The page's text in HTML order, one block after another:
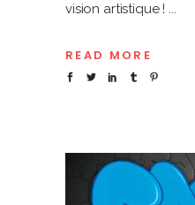
vision artistique !
READ MORE